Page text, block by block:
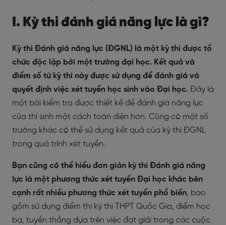
I. Kỳ thi đánh giá năng lực là gì?
Kỳ thi Đánh giá năng lực (ĐGNL) là một kỳ thi được tổ
chức độc lập bởi một trường đại học. Kết quả và
điểm số từ kỳ thi này được sử dụng để đánh giá và
quyết định việc xét tuyển học sinh vào Đại học. Đây là
một bài kiểm tra được thiết kế để đánh giá năng lực
của thí sinh một cách toàn diện hơn. Cũng có một số
trường khác có thể sử dụng kết quả của kỳ thi ĐGNL
trong quá trình xét tuyển.
Bạn cũng có thể hiểu đơn giản kỳ thi Đánh giá năng
lực là một phương thức xét tuyển Đại học khác bên
cạnh rất nhiều phương thức xét tuyển phổ biến, bao
gồm sử dụng điểm thi kỳ thi THPT Quốc Gia, điểm học
bạ, tuyển thẳng dựa trên việc đạt giải trong các cuộc